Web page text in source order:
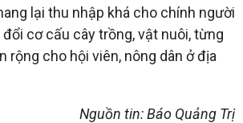
lại thu nhập khá cho chính người
cơ cấu cây trồng, vật nuôi, từng
cho hội viên, nông dân ở địa
Nguồn tin: Báo Quảng Trị